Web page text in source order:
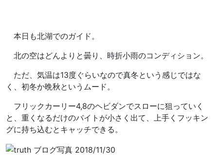
本日も北湖でのガイド。
北の空はどんよりと曇り、時折小雨のコンディション。
ただ、気温は13度ぐらいなので真冬という感じではな
く、初冬か晩秋というムード。
フリックカーリー4,8のヘビダンでスローに狙っていく
と、重くなるだけのバイトが小さく出て、上手くフッキン
グに持ち込むとキャッチできる。